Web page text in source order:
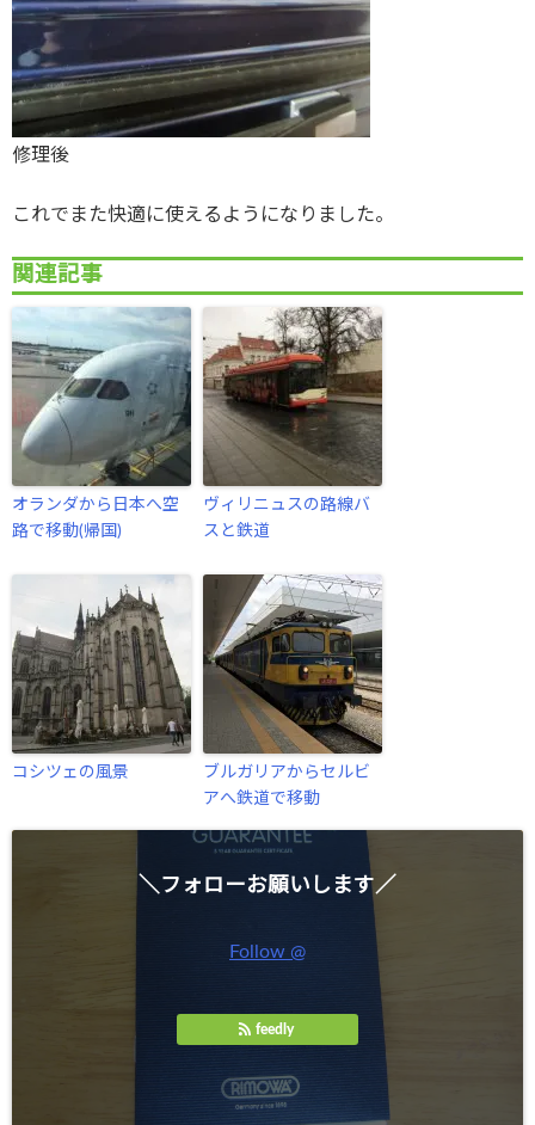
修理後
これでまた快適に使えるようになりました。
関連記事
オランダから日本へ空
路で移動(帰国)
ヴィリニュスの路線バ
スと鉄道
コシツェの風景
ブルガリアからセルビ
アへ鉄道で移動
＼フォローお願いします／
Follow @
feedly